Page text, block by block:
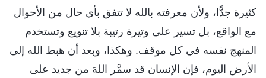
كثيرة جدًّا، ولأن معرفته بالله لا تتفق بأي حال من الأحوال
مع الواقع، بل تسير على وتيرة رتيبة بلا تنويع وتستخدم
المنهج نفسه في كل موقف. وهكذا، وبعد أن هبط الله إلى
الأرض اليوم، فإن الإنسان قد سمَّر اللهَ من جديد على